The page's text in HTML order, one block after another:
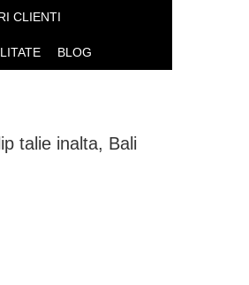
CLIENTI
BLOG
talie inalta, Bali